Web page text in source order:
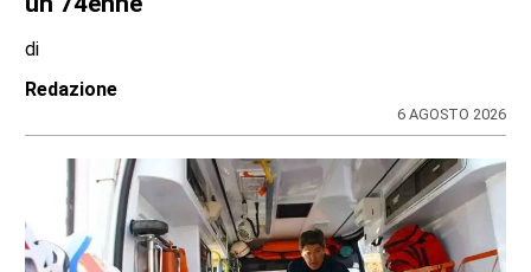
regionale
di
Redazione CRP
31 LUGLIO 2026